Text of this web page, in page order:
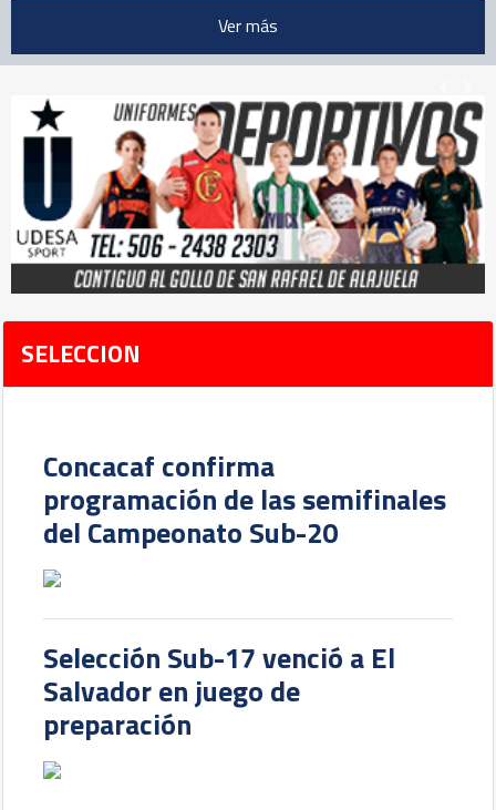
Ver más
SELECCION
Concacaf confirma
programación de las semifinales
del Campeonato Sub-20
Selección Sub-17 venció a El
Salvador en juego de
preparación